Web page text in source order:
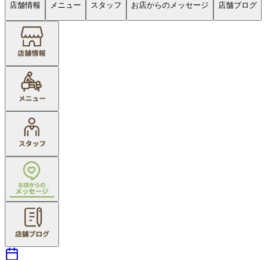
店舗情報 メニュー スタッフ お店からのメッセージ 店舗ブログ